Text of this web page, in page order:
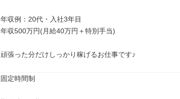
年収例：20代・入社3年目
年収500万円(月給40万円＋特別手当)
頑張った分だけしっかり稼げるお仕事です♪
固定時間制